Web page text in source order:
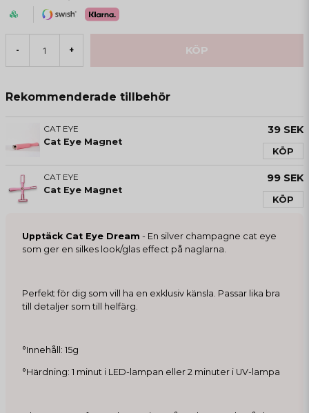
- + KÖP
Rekommenderade tillbehör
CAT EYE
Cat Eye Magnet
39 SEK
KÖP
CAT EYE
Cat Eye Magnet
99 SEK
KÖP
Upptäck Cat Eye Dream - En silver champagne cat eye
som ger en silkes look/glas effect på naglarna.
Perfekt för dig som vill ha en exklusiv känsla. Passar lika bra
till detaljer som till helfärg.
°Innehåll: 15g
°Härdning: 1 minut i LED-lampan eller 2 minuter i UV-lampa